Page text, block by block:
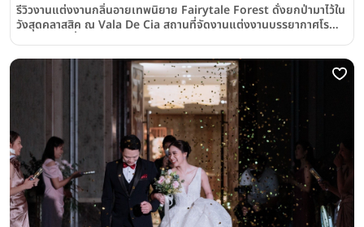
รีวิวงานแต่งงานกลิ่นอายเทพนิยาย Fairytale Forest ดั่งยกป่ามาไว้ใน
วังสุดคลาสสิค ณ Vala De Cia สถานที่จัดงานแต่งงานบรรยากาศโร